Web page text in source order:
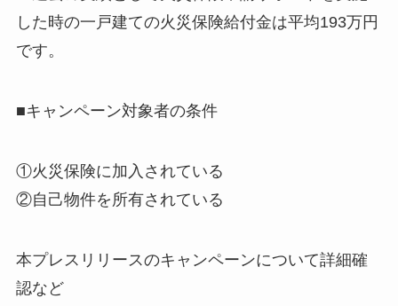
した時の一戸建ての火災保険給付金は平均193万円
です。
■キャンペーン対象者の条件
①火災保険に加入されている
②自己物件を所有されている
本プレスリリースのキャンペーンについて詳細確
認など